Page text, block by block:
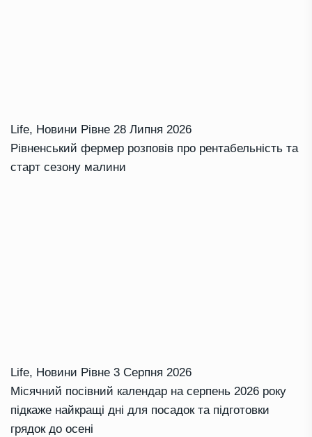
Life, Новини Рівне 28 Липня 2026
Рівненський фермер розповів про рентабельність та
старт сезону малини
Life, Новини Рівне 3 Серпня 2026
Місячний посівний календар на серпень 2026 року
підкаже найкращі дні для посадок та підготовки
грядок до осені